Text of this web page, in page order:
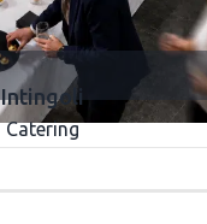
Intingoli
Catering